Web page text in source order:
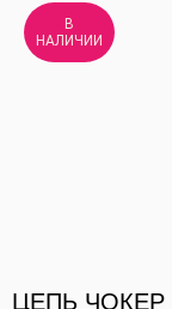
В
НАЛИЧИИ
ЦЕПЬ ЧОКЕР